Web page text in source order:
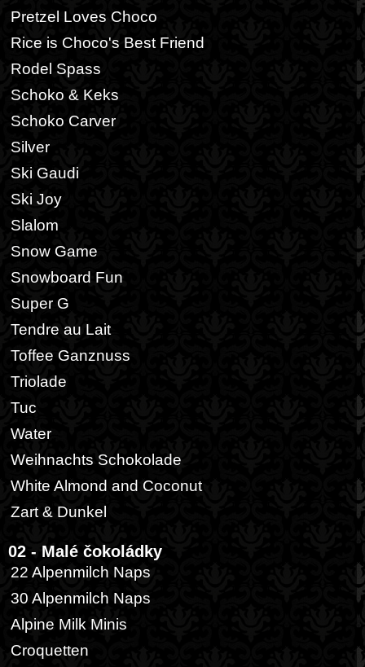
Pretzel Loves Choco
Rice is Choco's Best Friend
Rodel Spass
Schoko & Keks
Schoko Carver
Silver
Ski Gaudi
Ski Joy
Slalom
Snow Game
Snowboard Fun
Super G
Tendre au Lait
Toffee Ganznuss
Triolade
Tuc
Water
Weihnachts Schokolade
White Almond and Coconut
Zart & Dunkel
02 - Malé čokoládky
22 Alpenmilch Naps
30 Alpenmilch Naps
Alpine Milk Minis
Croquetten